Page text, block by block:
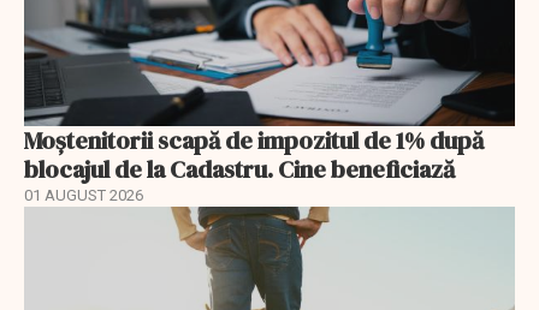
Moștenitorii scapă de impozitul de 1% după
blocajul de la Cadastru. Cine beneficiază
01 AUGUST 2026